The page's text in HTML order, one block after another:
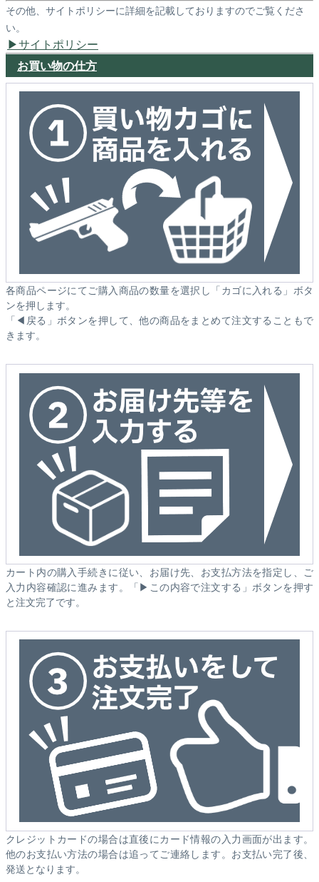
その他、サイトポリシーに詳細を記載しておりますのでご覧くださ
い。
サイトポリシー
お買い物の仕方
各商品ページにてご購入商品の数量を選択し「カゴに入れる」ボタ
ンを押します。
「◀戻る」ボタンを押して、他の商品をまとめて注文することもで
きます。
カート内の購入手続きに従い、お届け先、お支払方法を指定し、ご
入力内容確認に進みます。「▶この内容で注文する」ボタンを押す
と注文完了です。
クレジットカードの場合は直後にカード情報の入力画面が出ます。
他のお支払い方法の場合は追ってご連絡します。お支払い完了後、
発送となります。